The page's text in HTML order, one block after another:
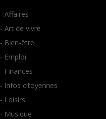
- Affaires
- Art de vivre
- Bien-être
- Emploi
- Finances
- Infos citoyennes
- Loisirs
- Musique